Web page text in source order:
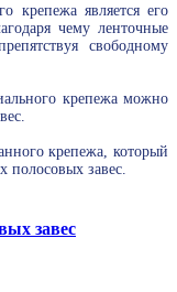
крепежа является его
чему ленточные
свободному
крепежа можно
крепежа, который
полосовых завес.
завес